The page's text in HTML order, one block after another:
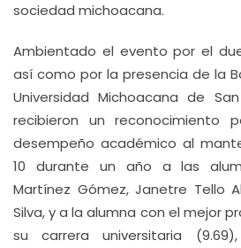
sociedad michoacana.
Ambientado el evento por el
así como por la presencia de la
Universidad Michoacana de
recibieron un reconocimiento
desempeño académico al
10 durante un año a las
Martínez Gómez, Janetre Tello
Silva, y a la alumna con el mejor
su carrera universitaria